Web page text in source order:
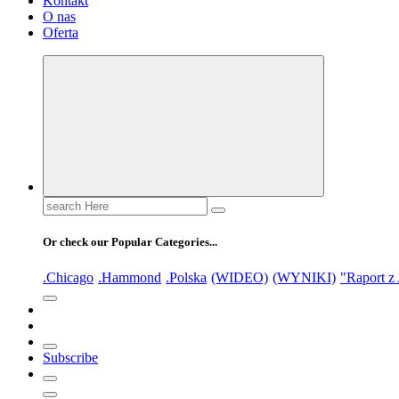
O nas
Oferta
Search
for:
Or check our Popular Categories...
.Chicago .Hammond .Polska (WIDEO) (WYNIKI) "Raport
Subscribe